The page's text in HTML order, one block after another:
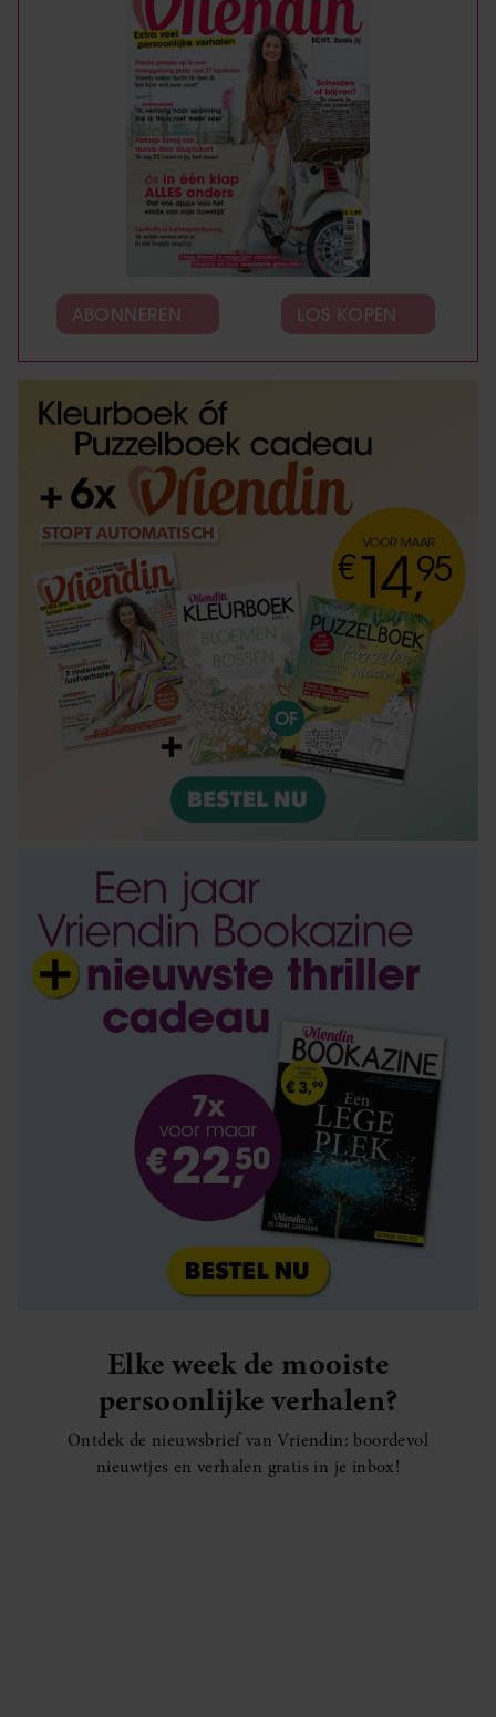
ABONNEREN LOS KOPEN
Elke week de mooiste
persoonlijke verhalen?
Ontdek de nieuwsbrief van Vriendin: boordevol
nieuwtjes en verhalen gratis in je inbox!